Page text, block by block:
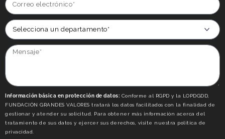
Información básica en protección de datos: Conforme al RGPD y la LOPDGDD,
FUNDACIÓN GRANDES VALORES tratará los datos facilitados con la finalidad de
gestionar y atender su solicitud. Para obtener más información acerca del
tratamiento de sus datos y ejercer sus derechos, visite nuestra politica de
privacidad.